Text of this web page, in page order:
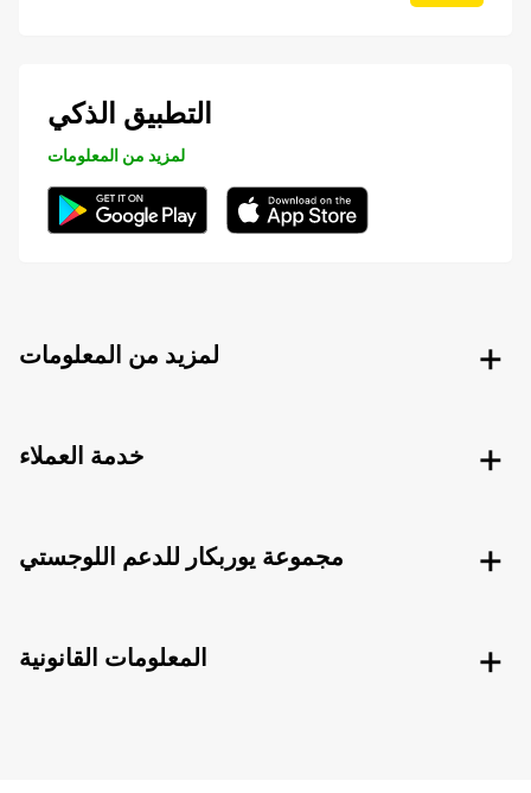
التطبيق الذكي
لمزيد من المعلومات
لمزيد من المعلومات
خدمة العملاء
مجموعة يوربكار للدعم اللوجستي
المعلومات القانونية